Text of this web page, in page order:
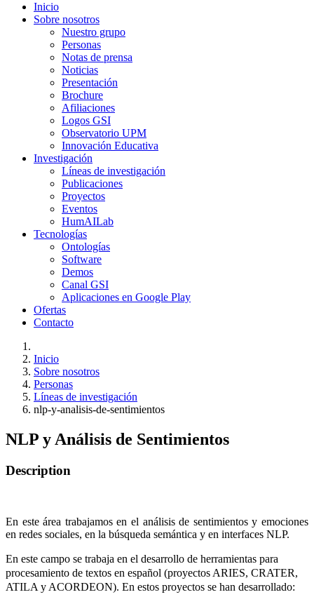
Inicio
Sobre nosotros
Nuestro grupo
Personas
Notas de prensa
Noticias
Presentación
Brochure
Afiliaciones
Logos GSI
Observatorio UPM
Innovación Educativa
Investigación
Líneas de investigación
Publicaciones
Proyectos
Eventos
HumAILab
Tecnologías
Ontologías
Software
Demos
Canal GSI
Aplicaciones en Google Play
Ofertas
Contacto
Inicio
Sobre nosotros
Personas
Líneas de investigación
nlp-y-analisis-de-sentimientos
NLP y Análisis de Sentimientos
Description
En este área trabajamos en el análisis de sentimientos y emociones
en redes sociales, en la búsqueda semántica y en interfaces NLP.
En este campo se trabaja en el desarrollo de herramientas para
procesamiento de textos en español (proyectos ARIES, CRATER,
ATILA y ACORDEON). En estos proyectos se han desarrollado: